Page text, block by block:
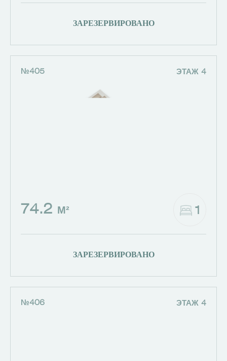
ЗАРЕЗЕРВИРОВАНО
№405 ЭТАЖ 4
74.2 М² 1
ЗАРЕЗЕРВИРОВАНО
№406 ЭТАЖ 4